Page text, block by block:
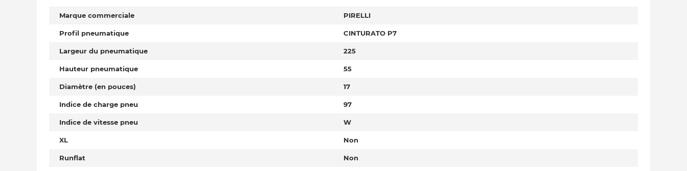
Marque commerciale PIRELLI
Profil pneumatique CINTURATO P7
Largeur du pneumatique 225
Hauteur pneumatique 55
Diamètre (en pouces) 17
Indice de charge pneu 97
Indice de vitesse pneu W
XL Non
Runflat Non